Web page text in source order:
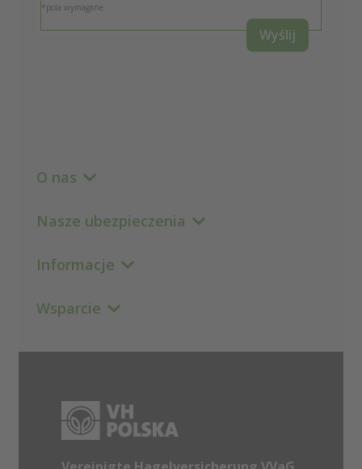
*pola wymagane
O nas
Nasze ubezpieczenia
Informacje
Wsparcie